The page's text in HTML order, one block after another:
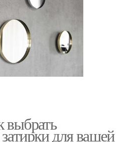
выбрать
для вашей